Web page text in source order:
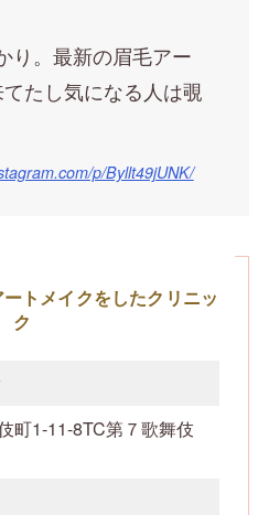
り。最新の眉毛アー
たし気になる人は覗
p/Byllt49jUNK/
トメイクをしたクリニッ
ク
町1-11-8TC第７歌舞伎